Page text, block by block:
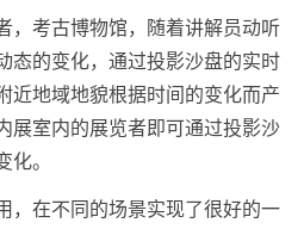
，考古博物馆，随着讲解员动听
态的变化，通过投影沙盘的实时
近地域地貌根据时间的变化而产
展室内的展览者即可通过投影沙
化。
，在不同的场景实现了很好的一